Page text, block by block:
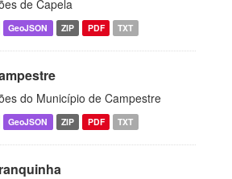
de Capela
GeoJSON ZIP PDF TXT
do Município de Campestre
GeoJSON ZIP PDF TXT